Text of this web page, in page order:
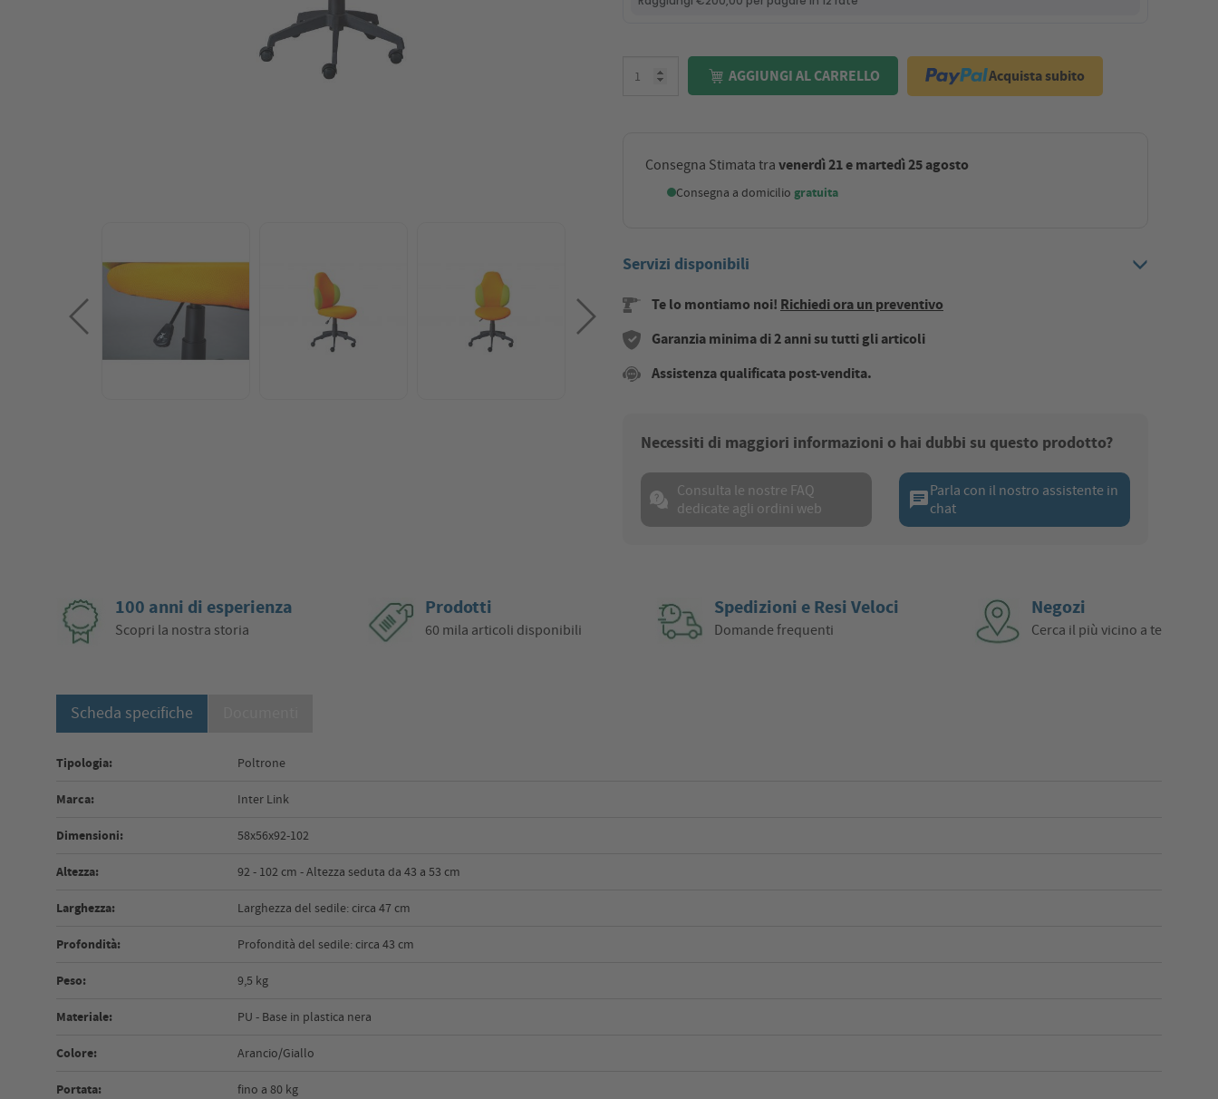
AGGIUNGI AL CARRELLO Acquista subito
Consegna Stimata tra venerdì 21 e martedì 25 agosto
Consegna a domicilio gratuita
Servizi disponibili
Te lo montiamo noi! Richiedi ora un preventivo
Garanzia minima di 2 anni su tutti gli articoli
Assistenza qualificata post-vendita.
Necessiti di maggiori informazioni o hai dubbi su questo prodotto?
Consulta le nostre FAQ
dedicate agli ordini web
chatParla con il nostro assistente in
chat
100 anni di esperienza
Scopri la nostra storia
Prodotti
60 mila articoli disponibili
Spedizioni e Resi Veloci
Domande frequenti
Negozi
Cerca il più vicino a te
Scheda specifiche
Tipologia: Poltrone
Marca: Inter Link
Dimensioni: 58x56x92-102
Altezza: 92 - 102 cm - Altezza seduta da 43 a 53 cm
Larghezza: Larghezza del sedile: circa 47 cm
Profondità: Profondità del sedile: circa 43 cm
Peso: 9,5 kg
Materiale: PU - Base in plastica nera
Colore: Arancio/Giallo
Portata: fino a 80 kg